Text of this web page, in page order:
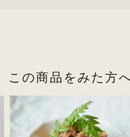
この商品をみた方